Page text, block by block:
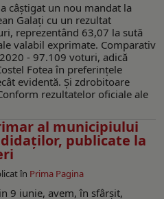
câştigat un nou mandat la
Galaţi cu un rezultat
reprezentând 63,07 la sută
valabil exprimate. Comparativ
- 97.109 voturi, adică
Fotea în preferinţele
evidentă. Şi zdrobitoare
rezultatelor oficiale ale
al municipiului
publicate la
în Prima Pagina
9 iunie, avem, în sfârşit,